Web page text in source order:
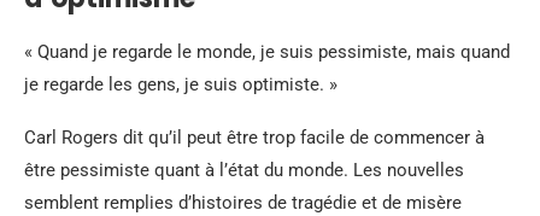
« Quand je regarde le monde, je suis pessimiste, mais quand
je regarde les gens, je suis optimiste. »
Carl Rogers dit qu’il peut être trop facile de commencer à
être pessimiste quant à l’état du monde. Les nouvelles
semblent remplies d’histoires de tragédie et de misère